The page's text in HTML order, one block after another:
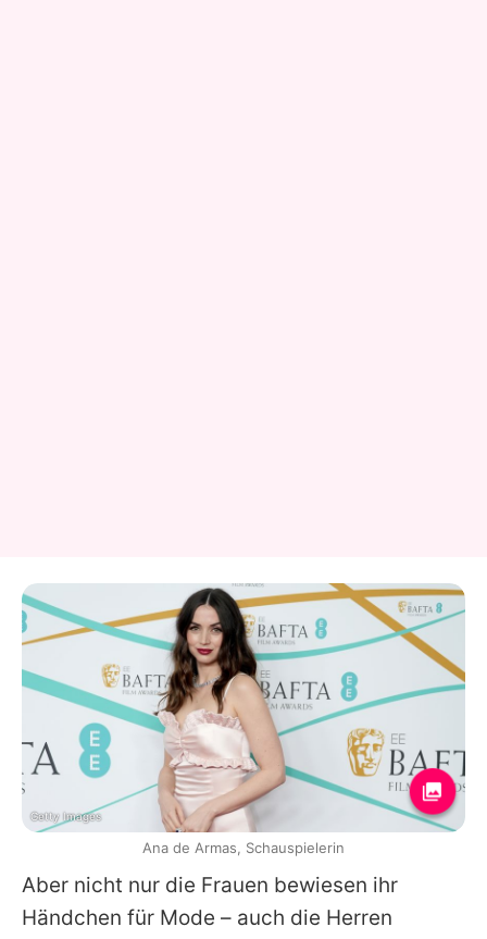
Aber nicht nur die Frauen bewiesen ihr
Händchen für Mode – auch die Herren
Getty Images
Ana de Armas, Schauspielerin